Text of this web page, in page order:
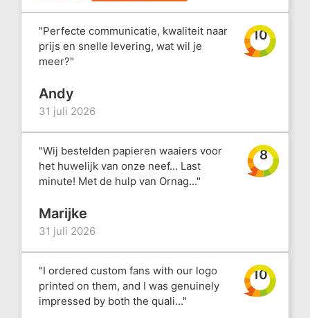
"Perfecte communicatie, kwaliteit naar
prijs en snelle levering, wat wil je
meer?"
10
Andy
31 juli 2026
"Wij bestelden papieren waaiers voor
het huwelijk van onze neef... Last
minute! Met de hulp van Ornag..."
8
Marijke
31 juli 2026
"I ordered custom fans with our logo
printed on them, and I was genuinely
impressed by both the quali..."
10